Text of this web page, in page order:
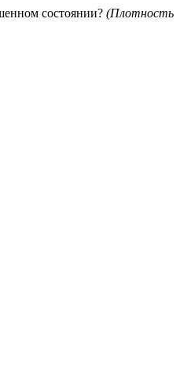
состоянии? (Плотность